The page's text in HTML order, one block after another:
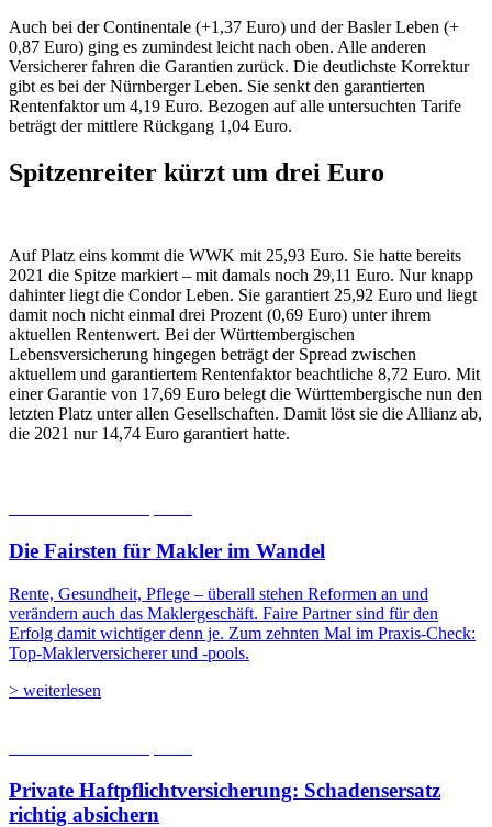
Auch bei der Continentale (+1,37 Euro) und der Basler Leben (+
0,87 Euro) ging es zumindest leicht nach oben. Alle anderen
Versicherer fahren die Garantien zurück. Die deutlichste Korrektur
gibt es bei der Nürnberger Leben. Sie senkt den garantierten
Rentenfaktor um 4,19 Euro. Bezogen auf alle untersuchten Tarife
beträgt der mittlere Rückgang 1,04 Euro.
Spitzenreiter kürzt um drei Euro
Auf Platz eins kommt die WWK mit 25,93 Euro. Sie hatte bereits
2021 die Spitze markiert – mit damals noch 29,11 Euro. Nur knapp
dahinter liegt die Condor Leben. Sie garantiert 25,92 Euro und liegt
damit noch nicht einmal drei Prozent (0,69 Euro) unter ihrem
aktuellen Rentenwert. Bei der Württembergischen
Lebensversicherung hingegen beträgt der Spread zwischen
aktuellem und garantiertem Rentenfaktor beachtliche 8,72 Euro. Mit
einer Garantie von 17,69 Euro belegt die Württembergische nun den
letzten Platz unter allen Gesellschaften. Damit löst sie die Allianz ab,
die 2021 nur 14,74 Euro garantiert hatte.
Die Fairsten für Makler im Wandel
Rente, Gesundheit, Pflege – überall stehen Reformen an und
verändern auch das Maklergeschäft. Faire Partner sind für den
Erfolg damit wichtiger denn je. Zum zehnten Mal im Praxis-Check:
Top-Maklerversicherer und -pools.
> weiterlesen
Private Haftpflicht­versicherung: Schadensersatz
richtig absichern